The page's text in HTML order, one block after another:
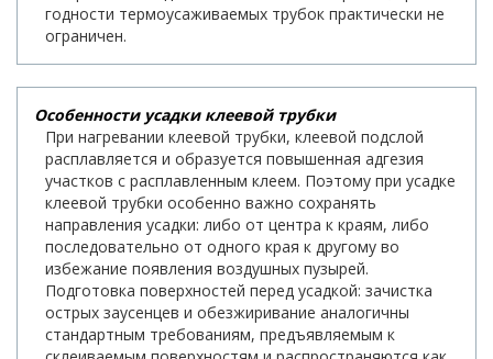
годности термоусаживаемых трубок практически не
ограничен.
Особенности усадки клеевой трубки
При нагревании клеевой трубки, клеевой подслой
расплавляется и образуется повышенная адгезия
участков с расплавленным клеем. Поэтому при усадке
клеевой трубки особенно важно сохранять
направления усадки: либо от центра к краям, либо
последовательно от одного края к другому во
избежание появления воздушных пузырей.
Подготовка поверхностей перед усадкой: зачистка
острых заусенцев и обезжиривание аналогичны
стандартным требованиям, предъявляемым к